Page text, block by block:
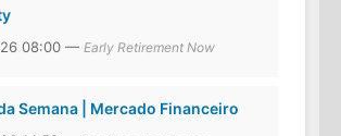
08:00 — Early Retirement Now
Semana | Mercado Financeiro